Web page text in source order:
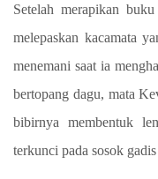
Setelah merapikan
melepaskan kacamata
menemani saat ia
bertopang dagu, mata
bibirnya membentuk
terkunci pada sosok